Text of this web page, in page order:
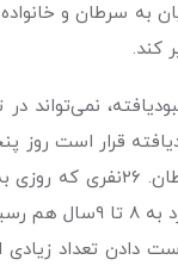
به سرطان و
کند.
نمی‌تواند
بهبودیافته
زندگی در بین
که روند
دادن تعداد